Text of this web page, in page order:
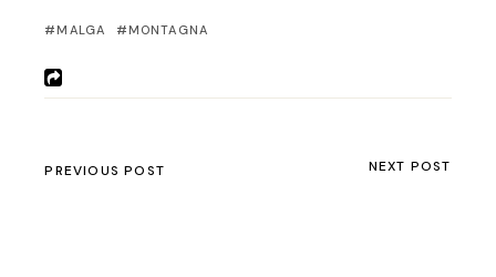
MALGA MONTAGNA
PREVIOUS POST NEXT POST